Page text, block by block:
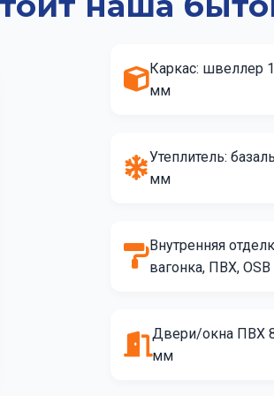
Каркас: швеллер
мм
Утеплитель:
мм
Внутренняя
вагонка, ПВХ, OSB
Двери/окна ПВХ
мм